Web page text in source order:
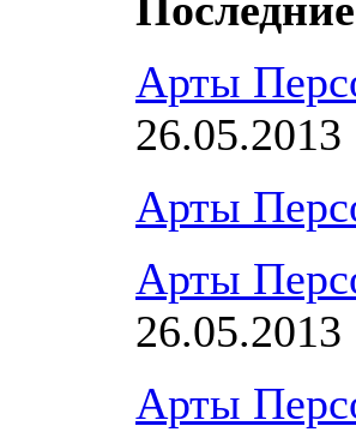
Арты
26.05.2013
Арты
Арты
26.05.2013
Арты